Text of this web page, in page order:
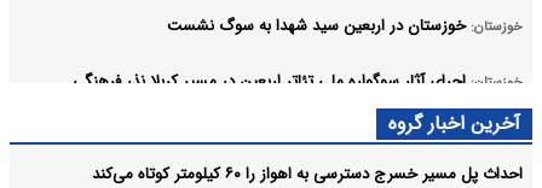
خوزستان: خوزستان در اربعین سید شهدا به سوگ نشست
خوزستان: اجرای آثار سوگواره ملی تئاتر اربعین در مسیر کربلا نذر فرهنگی
هنرمندان است
آرشیو
آخرین اخبار گروه
احداث پل مسیر خسرج دسترسی به اهواز را ۶۰ کیلومتر کوتاه می‌کند